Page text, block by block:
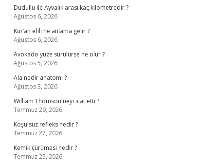
Dudullu ile Ayvalık arası kaç kilometredir ?
Ağustos 6, 2026
Kur’an ehli ne anlama gelir ?
Ağustos 6, 2026
Avokado yüze sürülürse ne olur ?
Ağustos 5, 2026
Ala nedir anatomi ?
Ağustos 3, 2026
William Thomson neyi icat etti ?
Temmuz 29, 2026
Koşulsuz refleks nedir ?
Temmuz 27, 2026
Kemik çürümesi nedir ?
Temmuz 25, 2026